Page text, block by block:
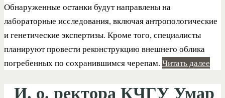
Обнаруженные останки будут направлены на
лабораторные исследования, включая антропологические
и генетические экспертизы. Кроме того, специалисты
планируют провести реконструкцию внешнего облика
погребенных по сохранившимся черепам. Читать далее
И. о. ректора КЧГУ Умар